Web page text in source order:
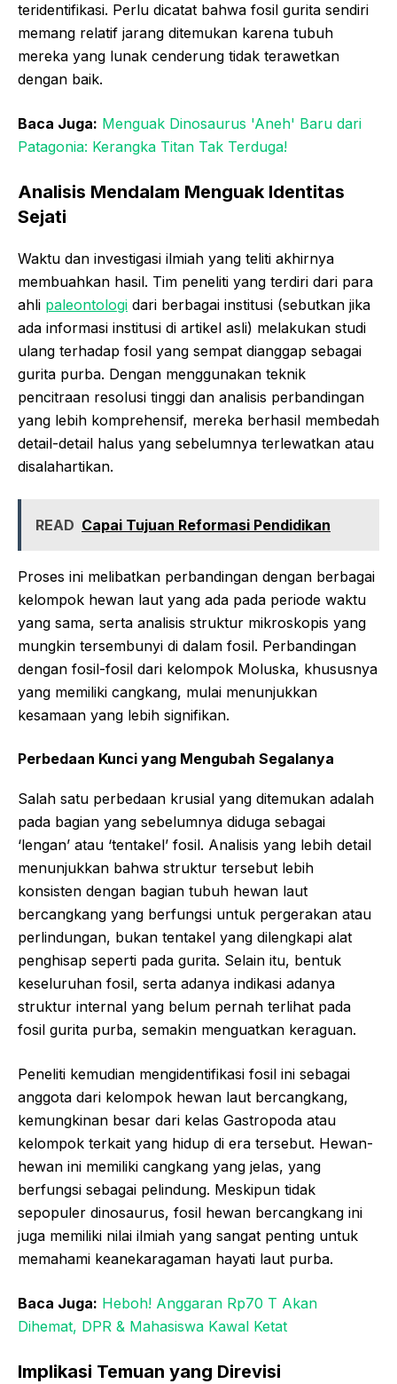
teridentifikasi. Perlu dicatat bahwa fosil gurita sendiri
memang relatif jarang ditemukan karena tubuh
mereka yang lunak cenderung tidak terawetkan
dengan baik.
Baca Juga: Menguak Dinosaurus 'Aneh' Baru dari
Patagonia: Kerangka Titan Tak Terduga!
Analisis Mendalam Menguak Identitas
Sejati
Waktu dan investigasi ilmiah yang teliti akhirnya
membuahkan hasil. Tim peneliti yang terdiri dari para
ahli paleontologi dari berbagai institusi (sebutkan jika
ada informasi institusi di artikel asli) melakukan studi
ulang terhadap fosil yang sempat dianggap sebagai
gurita purba. Dengan menggunakan teknik
pencitraan resolusi tinggi dan analisis perbandingan
yang lebih komprehensif, mereka berhasil membedah
detail-detail halus yang sebelumnya terlewatkan atau
disalahartikan.
READ Capai Tujuan Reformasi Pendidikan
Proses ini melibatkan perbandingan dengan berbagai
kelompok hewan laut yang ada pada periode waktu
yang sama, serta analisis struktur mikroskopis yang
mungkin tersembunyi di dalam fosil. Perbandingan
dengan fosil-fosil dari kelompok Moluska, khususnya
yang memiliki cangkang, mulai menunjukkan
kesamaan yang lebih signifikan.
Perbedaan Kunci yang Mengubah Segalanya
Salah satu perbedaan krusial yang ditemukan adalah
pada bagian yang sebelumnya diduga sebagai
‘lengan’ atau ‘tentakel’ fosil. Analisis yang lebih detail
menunjukkan bahwa struktur tersebut lebih
konsisten dengan bagian tubuh hewan laut
bercangkang yang berfungsi untuk pergerakan atau
perlindungan, bukan tentakel yang dilengkapi alat
penghisap seperti pada gurita. Selain itu, bentuk
keseluruhan fosil, serta adanya indikasi adanya
struktur internal yang belum pernah terlihat pada
fosil gurita purba, semakin menguatkan keraguan.
Peneliti kemudian mengidentifikasi fosil ini sebagai
anggota dari kelompok hewan laut bercangkang,
kemungkinan besar dari kelas Gastropoda atau
kelompok terkait yang hidup di era tersebut. Hewan-
hewan ini memiliki cangkang yang jelas, yang
berfungsi sebagai pelindung. Meskipun tidak
sepopuler dinosaurus, fosil hewan bercangkang ini
juga memiliki nilai ilmiah yang sangat penting untuk
memahami keanekaragaman hayati laut purba.
Baca Juga: Heboh! Anggaran Rp70 T Akan
Dihemat, DPR & Mahasiswa Kawal Ketat
Implikasi Temuan yang Direvisi